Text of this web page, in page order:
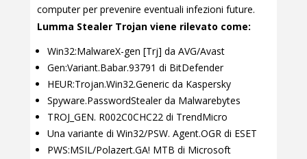
computer per prevenire eventuali infezioni future.
Lumma Stealer Trojan viene rilevato come:
Win32:MalwareX-gen [Trj] da AVG/Avast
Gen:Variant.Babar.93791 di BitDefender
HEUR:Trojan.Win32.Generic da Kaspersky
Spyware.PasswordStealer da Malwarebytes
TROJ_GEN. R002C0CHC22 di TrendMicro
Una variante di Win32/PSW. Agent.OGR di ESET
PWS:MSIL/Polazert.GA! MTB di Microsoft